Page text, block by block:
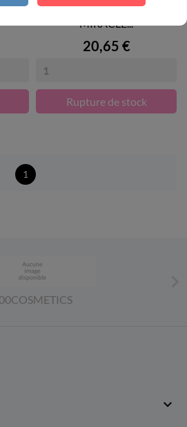
BYE-BRA - SUJETADOR
MIRACLE...
Prix
20,65 €
Rupture de stock
1
